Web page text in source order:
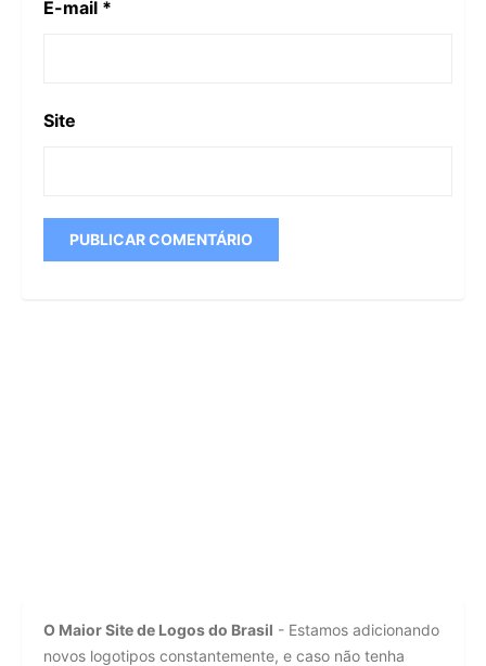
E-mail *
Site
O Maior Site de Logos do Brasil - Estamos adicionando
novos logotipos constantemente, e caso não tenha